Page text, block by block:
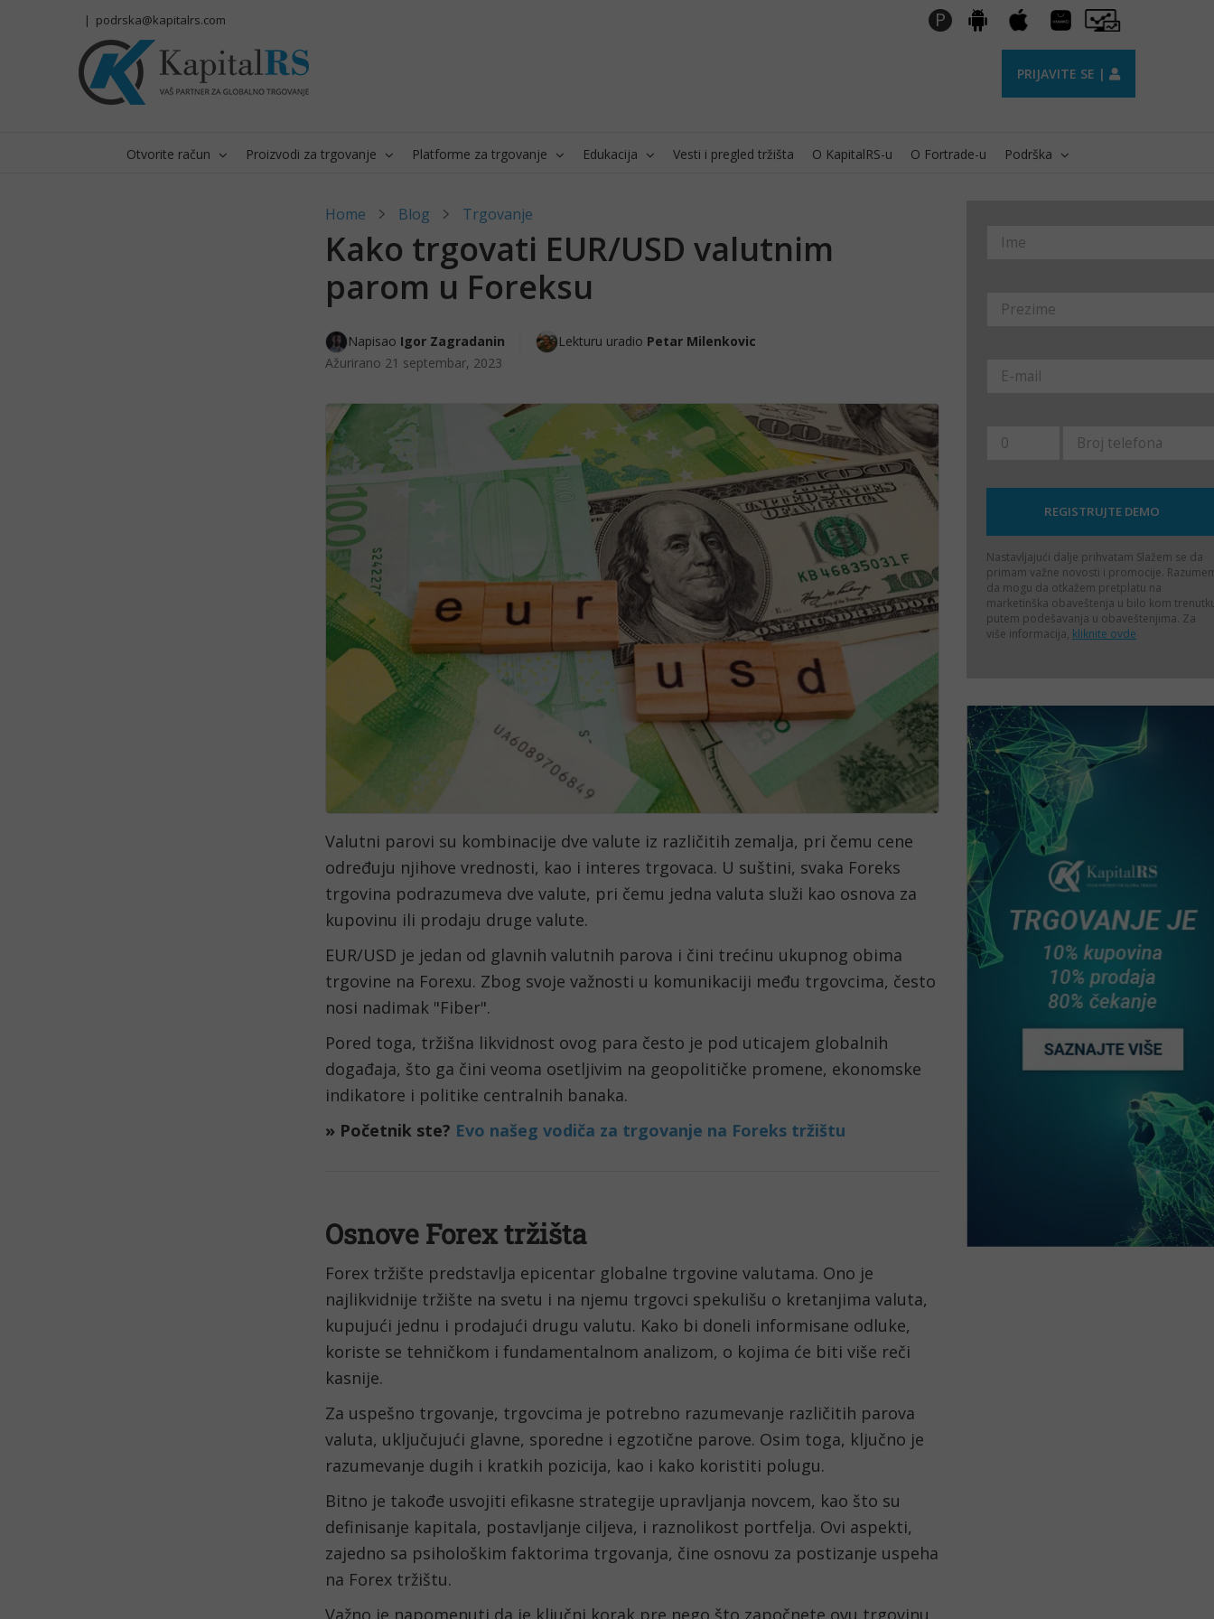
| podrska@kapitalrs.com P Android Apple
Huawei
AppGallery
Pro
Trader
PRIJAVITE SE |
Otvorite račun Proizvodi za trgovanje Platforme za trgovanje Edukacija Vesti i pregled tržišta O KapitalRS-u O Fortrade-u Podrška
Home Blog Trgovanje
Kako trgovati EUR/USD valutnim
parom u Foreksu
Napisao Igor Zagradanin Lekturu uradio Petar Milenkovic
Ažurirano 21 septembar, 2023
Valutni parovi su kombinacije dve valute iz različitih zemalja, pri čemu cene
određuju njihove vrednosti, kao i interes trgovaca. U suštini, svaka Foreks
trgovina podrazumeva dve valute, pri čemu jedna valuta služi kao osnova za
kupovinu ili prodaju druge valute.
EUR/USD je jedan od glavnih valutnih parova i čini trećinu ukupnog obima
trgovine na Forexu. Zbog svoje važnosti u komunikaciji među trgovcima, često
nosi nadimak "Fiber".
Pored toga, tržišna likvidnost ovog para često je pod uticajem globalnih
događaja, što ga čini veoma osetljivim na geopolitičke promene, ekonomske
indikatore i politike centralnih banaka.
» Početnik ste? Evo našeg vodiča za trgovanje na Foreks tržištu
Osnove Forex tržišta
Forex tržište predstavlja epicentar globalne trgovine valutama. Ono je
najlikvidnije tržište na svetu i na njemu trgovci spekulišu o kretanjima valuta,
kupujući jednu i prodajući drugu valutu. Kako bi doneli informisane odluke,
koriste se tehničkom i fundamentalnom analizom, o kojima će biti više reči
kasnije.
Za uspešno trgovanje, trgovcima je potrebno razumevanje različitih parova
valuta, uključujući glavne, sporedne i egzotične parove. Osim toga, ključno je
razumevanje dugih i kratkih pozicija, kao i kako koristiti polugu.
Bitno je takođe usvojiti efikasne strategije upravljanja novcem, kao što su
definisanje kapitala, postavljanje ciljeva, i raznolikost portfelja. Ovi aspekti,
zajedno sa psihološkim faktorima trgovanja, čine osnovu za postizanje uspeha
na Forex tržištu.
Nastavljajući dalje prihvatam Slažem se da
primam važne novosti i promocije.
da mogu da otkažem pretplatu na
marketinška obaveštenja u bilo kom
putem podešavanja u obaveštenjima. Za
više informacija, kliknite ovde